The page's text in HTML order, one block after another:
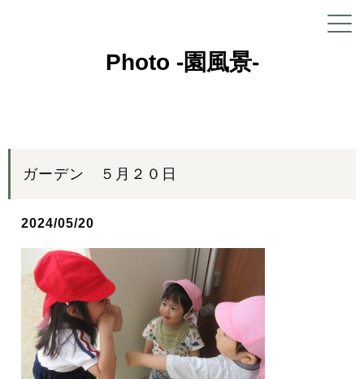
Photo -園風景-
ガーデン ５月２０日
2024/05/20